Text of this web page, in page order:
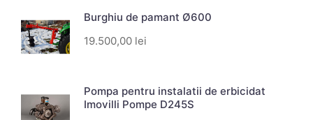
Burghiu de pamant Ø600
19.500,00 lei
Pompa pentru instalatii de erbicidat
Imovilli Pompe D245S